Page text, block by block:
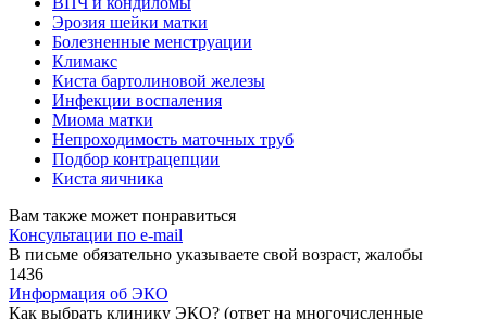
Эрозия шейки матки
Болезненные менструации
Климакс
Киста бартолиновой железы
Инфекции воспаления
Миома матки
Непроходимость маточных труб
Подбор контрацепции
Киста яичника
Вам также может понравиться
Консультации по e-mail
В письме обязательно указываете свой возраст, жалобы
1436
Информация об ЭКО
Как выбрать клинику ЭКО? (ответ на многочисленные